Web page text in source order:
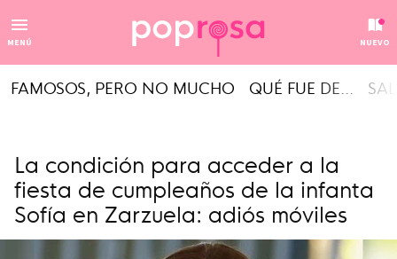
MENÚ NUEVO
FAMOSOS, PERO NO MUCHO QUÉ FUE DE...
La condición para acceder a la
fiesta de cumpleaños de la infanta
Sofía en Zarzuela: adiós móviles